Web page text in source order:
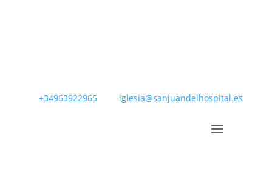
+34963922965 iglesia@sanjuandelhospital.es